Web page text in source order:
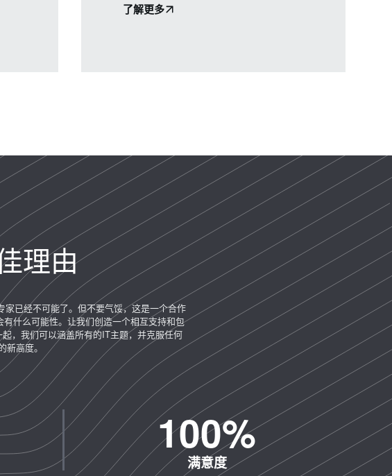
了解更多
理由
已经不可能了。但不要气馁，这是一个合作
什么可能性。让我们创造一个相互支持和包
，我们可以涵盖所有的IT主题，并克服任何
高度。
满意度
100%